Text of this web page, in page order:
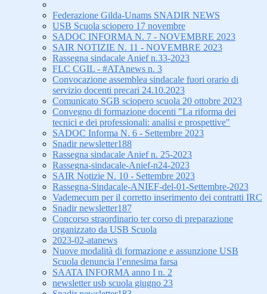
Federazione Gilda-Unams SNADIR NEWS
USB Scuola sciopero 17 novembre
SADOC INFORMA N. 7 - NOVEMBRE 2023
SAIR NOTIZIE N. 11 - NOVEMBRE 2023
Rassegna sindacale Anief n.33-2023
FLC CGIL - #ATAnews n. 3
Convocazione assemblea sindacale fuori orario di
servizio docenti precari 24.10.2023
Comunicato SGB sciopero scuola 20 ottobre 2023
Convegno di formazione docenti "La riforma dei
tecnici e dei professionali: analisi e prospettive"
SADOC Informa N. 6 - Settembre 2023
Snadir newsletter188
Rassegna sindacale Anief n. 25-2023
Rassegna-sindacale-Anief-n24-2023
SAIR Notizie N. 10 - Settembre 2023
Rassegna-Sindacale-ANIEF-del-01-Settembre-2023
Vademecum per il corretto inserimento dei contratti IRC
Snadir newsletter187
Concorso straordinario ter corso di preparazione
organizzato da USB Scuola
2023-02-atanews
Nuove modalità di formazione e assunzione USB
Scuola denuncia l’ennesima farsa
SAATA INFORMA anno I n. 2
newsletter usb scuola giugno 23